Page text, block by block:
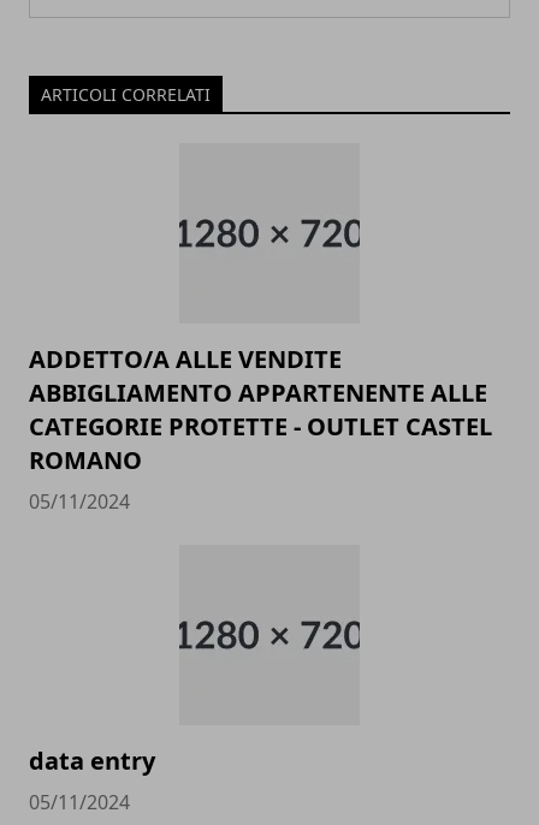
ARTICOLI CORRELATI
ADDETTO/A ALLE VENDITE
ABBIGLIAMENTO APPARTENENTE ALLE
CATEGORIE PROTETTE - OUTLET CASTEL
ROMANO
05/11/2024
data entry
05/11/2024